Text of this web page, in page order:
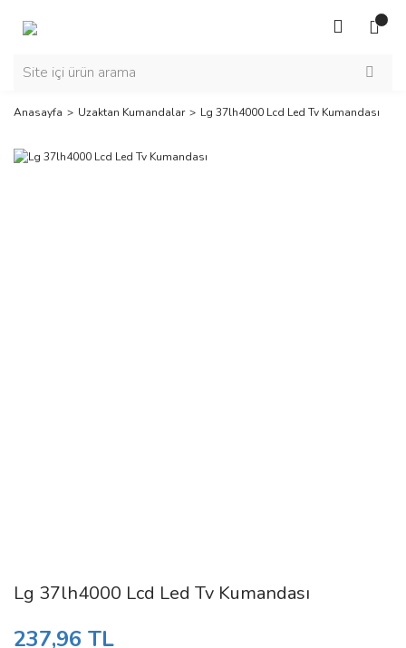
Anasayfa Uzaktan Kumandalar Lg 37lh4000 Lcd Led Tv Kumandası
Lg 37lh4000 Lcd Led Tv Kumandası
237,96 TL